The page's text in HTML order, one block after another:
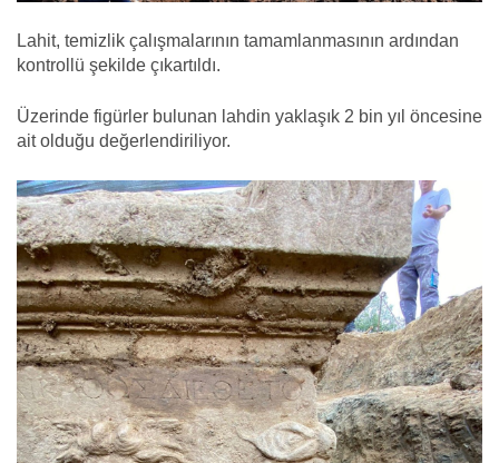
Lahit, temizlik çalışmalarının tamamlanmasının ardından
kontrollü şekilde çıkartıldı.
Üzerinde figürler bulunan lahdin yaklaşık 2 bin yıl öncesine
ait olduğu değerlendiriliyor.